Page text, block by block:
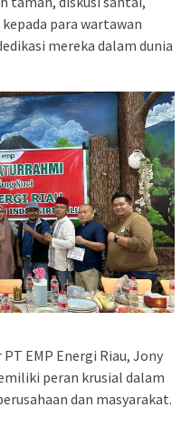
para wartawan
mereka dalam dunia
EMP Energi Riau, Jony
peran krusial dalam
dan masyarakat.